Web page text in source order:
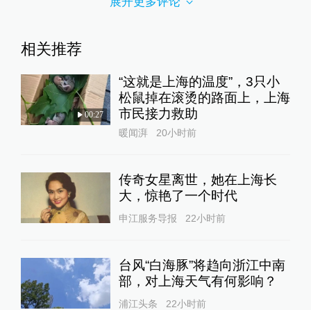
相关推荐
00:27
“这就是上海的温度”，3只小
松鼠掉在滚烫的路面上，上海
市民接力救助
暖闻湃 20小时前
传奇女星离世，她在上海长
大，惊艳了一个时代
申江服务导报 22小时前
台风“白海豚”将趋向浙江中南
部，对上海天气有何影响？
浦江头条 22小时前